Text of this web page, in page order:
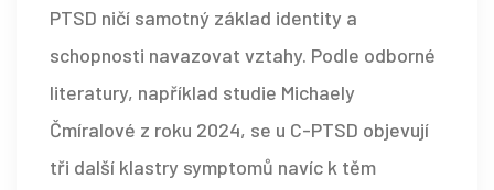
PTSD ničí samotný základ identity a
schopnosti navazovat vztahy. Podle odborné
literatury, například studie Michaely
Čmíralové z roku 2024, se u C-PTSD objevují
tři další klastry symptomů navíc k těm